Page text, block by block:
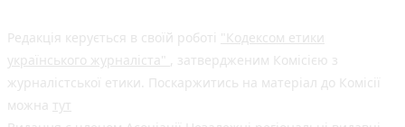
Редакція керується в своїй роботі "Кодексом етики
українського журналіста" , затвердженим Комісією з
журналістської етики. Поскаржитись на матеріал до Комісії
можна тут